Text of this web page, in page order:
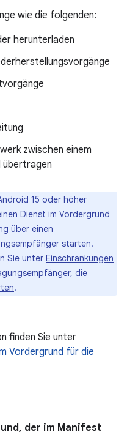
wie die folgenden:
herunterladen
zwischen einem
übertragen
15 oder höher
Dienst im Vordergrund
über einen
starten.
Sie unter Einschränkungen
die
.
finden Sie unter
Vordergrund für die
der im Manifest